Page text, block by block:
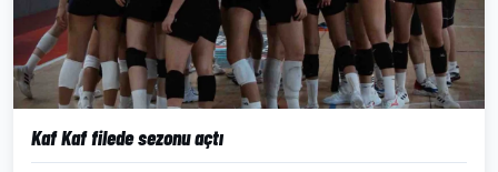
Kaf Kaf filede sezonu açtı